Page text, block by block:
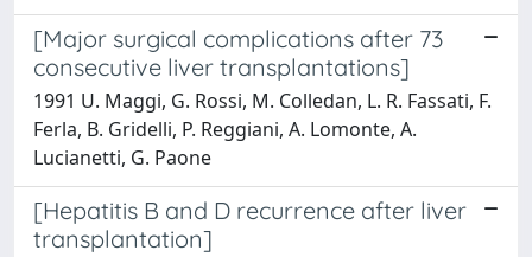
[Major surgical complications after 73
consecutive liver transplantations]
1991 U. Maggi, G. Rossi, M. Colledan, L. R. Fassati, F.
Ferla, B. Gridelli, P. Reggiani, A. Lomonte, A.
Lucianetti, G. Paone
[Hepatitis B and D recurrence after liver
transplantation]